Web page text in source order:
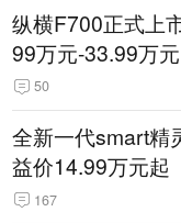
纵横F700正式上
99万元-33.99万元
50
全新一代smart精
益价14.99万元起
167